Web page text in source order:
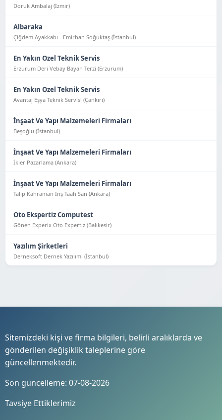
Doruk Ambalaj (İzmir)
Albaraka
Çiğdem Ayakkabı - Emirhan Soğuktaş (İstanbul)
En Yakın Ozel Teknik Servis
Erzurum Deri Vebay Bayan Terzi (Erzurum)
En Yakın Ozel Teknik Servis
Avantaj Eşya Tekni̇k Servi̇si̇ (Çankırı)
İnşaat Ve Yapı Malzemeleri Firmaları
Beşoğlu (İstanbul)
İnşaat Ve Yapı Malzemeleri Firmaları
İkier Pazarlama (Ankara)
İnşaat Ve Yapı Malzemeleri Firmaları
Talip Kahraman İnş Taah San (Ankara)
Oto Ekspertiz Computest
Gönen Experix Oto Expertiz (Balıkesir)
Yazılım Şirketleri
Derneksoft Dernek Yazılımı (İstanbul)
Sitemizdeki kişi ve firma bilgileri, belirli aralıklarda ve
gönderilen değişiklik taleplerine göre
güncellenmektedir.
Son güncelleme: 07-08-2026
Tavsiye Ettiklerimiz